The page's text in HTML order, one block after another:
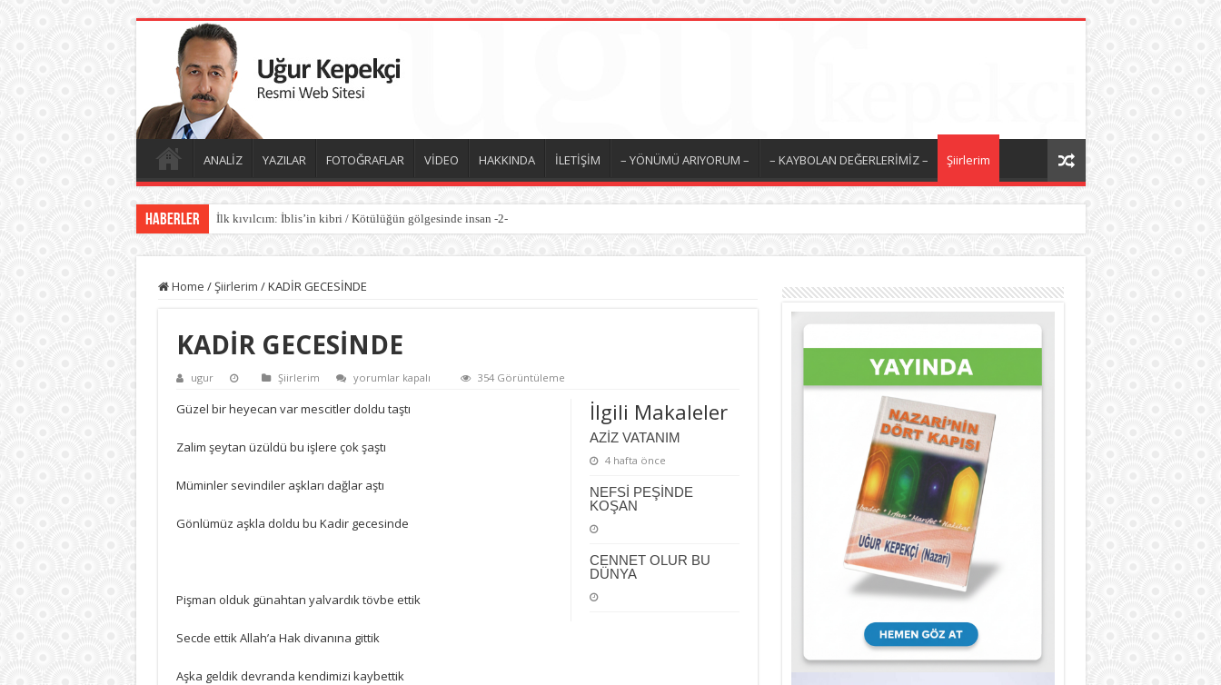
ANALİZ YAZILAR FOTOĞRAFLAR VİDEO HAKKINDA İLETİŞİM – YÖNÜMÜ ARIYORUM – – KAYBOLAN DEĞERLERİMİZ – Şiirlerim
Haberler İlk kıvılcım: İblis’in kibri / Kötülüğün gölgesinde insan -2-
Kötülüğün anatomisi / Kötülüğün gölgesinde insan -1-
Home /Şiirlerim /KADİR GECESİNDE
KADİR GECESİNDE
ugur Şiirlerim
KADİR
için
yorumlar kapalı 354 Görüntüleme
İlgili Makaleler
AZİZ VATANIM
4 hafta önce
NEFSİ PEŞİNDE
KOŞAN
CENNET OLUR BU
DÜNYA
Güzel bir heyecan var mescitler doldu taştı
Zalim şeytan üzüldü bu işlere çok şaştı
Müminler sevindiler aşkları dağlar aştı
Gönlümüz aşkla doldu bu Kadir gecesinde
Pişman olduk günahtan yalvardık tövbe ettik
Secde ettik Allah’a Hak divanına gittik
Aşka geldik devranda kendimizi kaybettik